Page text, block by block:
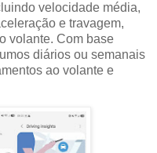
velocidade média,
e travagem,
volante. Com base
diários ou semanais
ao volante e